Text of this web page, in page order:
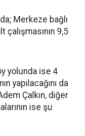
Merkeze bağlı
9,5
yolunda ise 4
yapılacağını da
Çalkın, diğer
ise şu